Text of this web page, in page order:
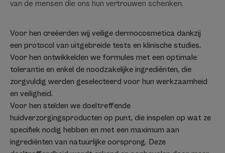
van de mensen die ons hun vertrouwen schenken.
Voor hen creëerden wij veilige dermocosmetica dankzij
een protocol van uitgebreide tests en klinische studies.
Voor hen ontwikkelden we formules met een optimale
tolerantie en enkel de noodzakelijke ingrediënten, die
zorgvuldig werden geselecteerd voor hun werkzaamheid
en veiligheid.
Voor hen stelden we doeltreffende
huidverzorgingsproducten op punt, die inspelen op wat ze
specifiek nodig hebben en met een maximum aan
ingrediënten van natuurlijke oorsprong. Deze